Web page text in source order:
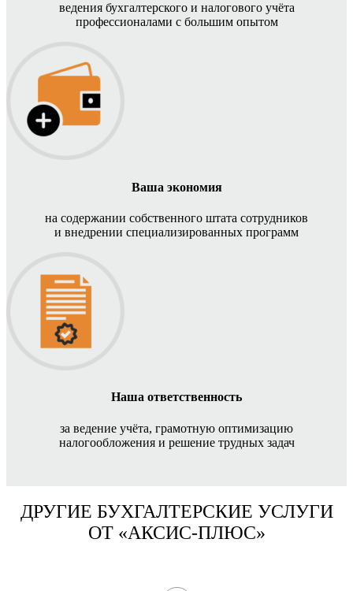
ведения бухгалтерского и налогового учёта
профессионалами с большим опытом
Ваша экономия
на содержании собственного штата сотрудников
и внедрении специализированных программ
Наша ответственность
за ведение учёта, грамотную оптимизацию
налогообложения и решение трудных задач
ДРУГИЕ БУХГАЛТЕРСКИЕ УСЛУГИ
ОТ «АКСИС-ПЛЮС»